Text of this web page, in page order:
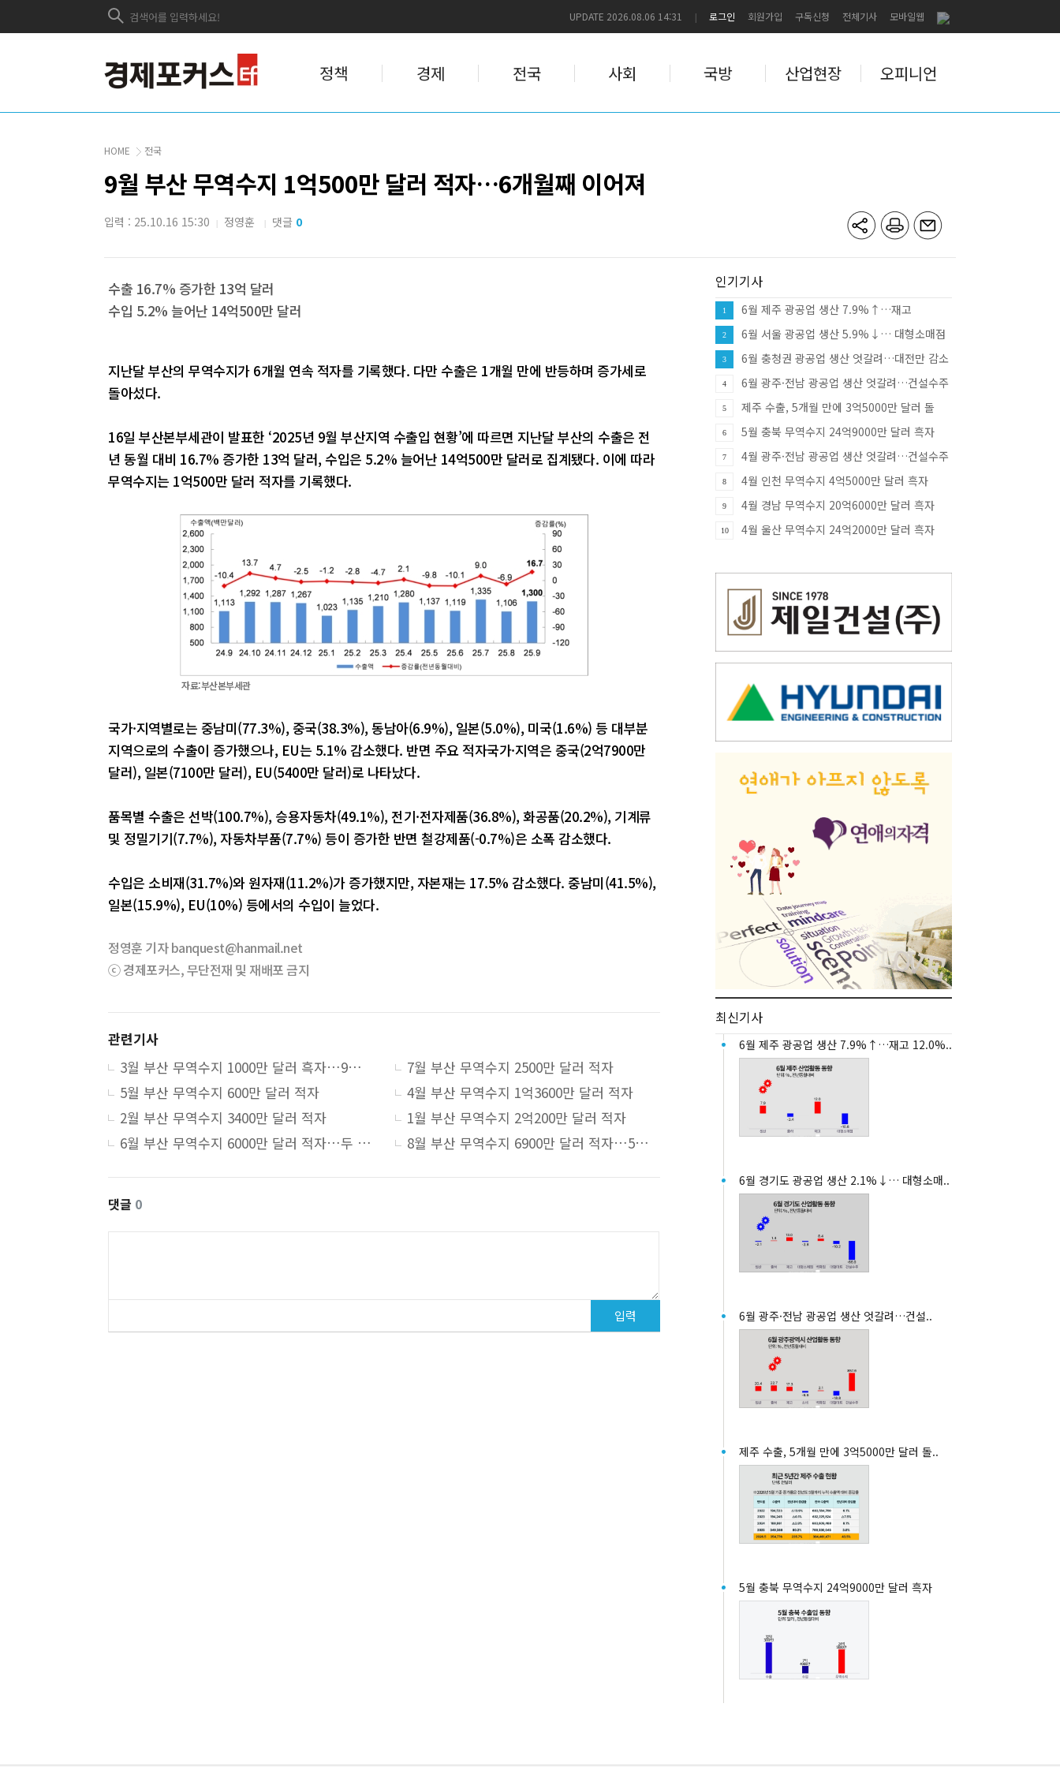
UPDATE 2026.08.06 14:31 로그인 회원가입 구독신청 전체기사 모바일웹
정책 경제 전국 사회 국방 산업현장 오피니언
HOME 전국
9월 부산 무역수지 1억500만 달러 적자…6개월째 이어져
입력 : 25.10.16 15:30 | 정영훈 | 댓글 0
수출 16.7% 증가한 13억 달러
수입 5.2% 늘어난 14억500만 달러
지난달 부산의 무역수지가 6개월 연속 적자를 기록했다. 다만 수출은 1개월 만에 반등하며 증가세로
돌아섰다.
16일 부산본부세관이 발표한 ‘2025년 9월 부산지역 수출입 현황’에 따르면 지난달 부산의 수출은 전
년 동월 대비 16.7% 증가한 13억 달러, 수입은 5.2% 늘어난 14억500만 달러로 집계됐다. 이에 따라
무역수지는 1억500만 달러 적자를 기록했다.
자료:부산본부세관
국가·지역별로는 중남미(77.3%), 중국(38.3%), 동남아(6.9%), 일본(5.0%), 미국(1.6%) 등 대부분
지역으로의 수출이 증가했으나, EU는 5.1% 감소했다. 반면 주요 적자국가·지역은 중국(2억7900만
달러), 일본(7100만 달러), EU(5400만 달러)로 나타났다.
품목별 수출은 선박(100.7%), 승용자동차(49.1%), 전기·전자제품(36.8%), 화공품(20.2%), 기계류
및 정밀기기(7.7%), 자동차부품(7.7%) 등이 증가한 반면 철강제품(-0.7%)은 소폭 감소했다.
수입은 소비재(31.7%)와 원자재(11.2%)가 증가했지만, 자본재는 17.5% 감소했다. 중남미(41.5%),
일본(15.9%), EU(10%) 등에서의 수입이 늘었다.
정영훈 기자 banquest@hanmail.net
ⓒ 경제포커스, 무단전재 및 재배포 금지
관련기사
3월 부산 무역수지 1000만 달러 흑자…9개월 만에 흑자
7월 부산 무역수지 2500만 달러 적자
5월 부산 무역수지 600만 달러 적자
4월 부산 무역수지 1억3600만 달러 적자
2월 부산 무역수지 3400만 달러 적자
1월 부산 무역수지 2억200만 달러 적자
6월 부산 무역수지 6000만 달러 적자…두 달 연속 역성장
8월 부산 무역수지 6900만 달러 적자…5개월 연속 감소세 이어져
댓글 0
입력
인기기사
1
6월 제주 광공업 생산 7.9%↑…재고
12.0%↑·대형소매점 판매 10.8%
2
6월 서울 광공업 생산 5.9%↓… 대형소매점
판매 9.8%↑·건설수주 81.8%↑
3
6월 충청권 광공업 생산 엇갈려…대전만 감소
·충북 33.8% 증가
4
6월 광주·전남 광공업 생산 엇갈려…건설수주
급증
5
제주 수출, 5개월 만에 3억5000만 달러 돌
파…반도체가 견인
6 5월 충북 무역수지 24억9000만 달러 흑자
7
4월 광주·전남 광공업 생산 엇갈려…건설수주
증가세
8 4월 인천 무역수지 4억5000만 달러 흑자
9 4월 경남 무역수지 20억6000만 달러 흑자
10 4월 울산 무역수지 24억2000만 달러 흑자
최신기사
6월 제주 광공업 생산 7.9%↑…재고 12.0%..
6월 경기도 광공업 생산 2.1%↓… 대형소매..
6월 광주·전남 광공업 생산 엇갈려…건설..
제주 수출, 5개월 만에 3억5000만 달러 돌..
5월 충북 무역수지 24억9000만 달러 흑자